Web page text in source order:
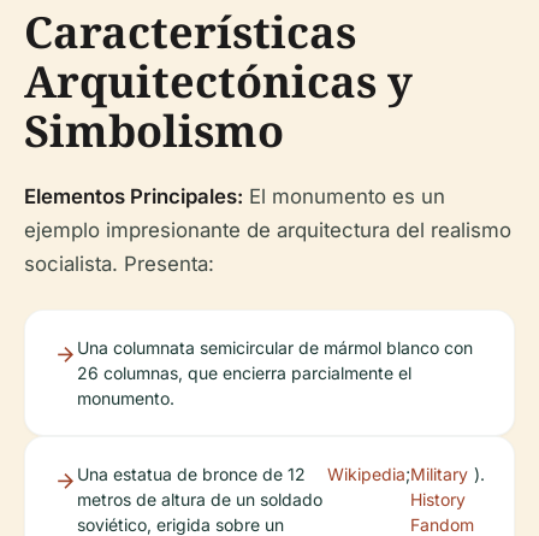
Características
Arquitectónicas y
Simbolismo
Elementos Principales: El monumento es un
ejemplo impresionante de arquitectura del realismo
socialista. Presenta:
Una columnata semicircular de mármol blanco con
26 columnas, que encierra parcialmente el
monumento.
Una estatua de bronce de 12
metros de altura de un soldado
soviético, erigida sobre un
Wikipedia;Military
History
Fandom
).